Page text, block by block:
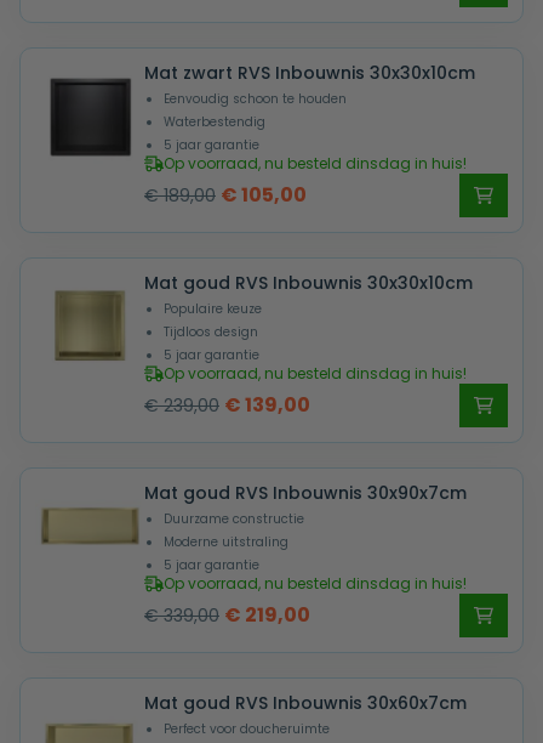
was:
€ 209,00.
is:
€ 129,00.
Mat zwart RVS Inbouwnis 30x30x10cm
Eenvoudig schoon te houden
Waterbestendig
5 jaar garantie
Op voorraad, nu besteld dinsdag in huis!
€189,00 Oorspronkelijke
was:
€ 189,00.
€105,00
is:
€ 105,00.
Mat goud RVS Inbouwnis 30x30x10cm
Populaire keuze
Tijdloos design
5 jaar garantie
Op voorraad, nu besteld dinsdag in huis!
€239,00 Oorspronkelijke
was:
€ 239,00.
€139,00
is:
€ 139,00.
Mat goud RVS Inbouwnis 30x90x7cm
Duurzame constructie
Moderne uitstraling
5 jaar garantie
Op voorraad, nu besteld dinsdag in huis!
€339,00 Oorspronkelijke
was:
€ 339,00.
€ 219,00
is:
€ 219,00.
Mat goud RVS Inbouwnis 30x60x7cm
Perfect voor doucheruimte